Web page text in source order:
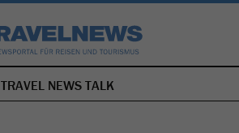
NAVIGATION
ÜBERSPRINGEN
TRAVEL NEWS TALK